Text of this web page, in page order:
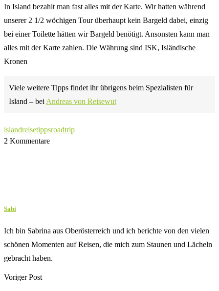
In Island bezahlt man fast alles mit der Karte. Wir hatten während
unserer 2 1/2 wöchigen Tour überhaupt kein Bargeld dabei, einzig
bei einer Toilette hätten wir Bargeld benötigt. Ansonsten kann man
alles mit der Karte zahlen. Die Währung sind ISK, Isländische
Kronen
Viele weitere Tipps findet ihr übrigens beim Spezialisten für
Island – bei Andreas von Reisewut
islandreisetippsroadtrip
2 Kommentare
Sabi
Ich bin Sabrina aus Oberösterreich und ich berichte von den vielen
schönen Momenten auf Reisen, die mich zum Staunen und Lächeln
gebracht haben.
Voriger Post